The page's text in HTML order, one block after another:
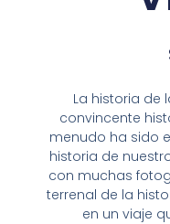
La historia de
convincente
menudo ha sido
historia de
con muchas
terrenal de la
en un viaje